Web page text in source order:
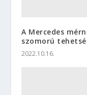
A Mercedes
szomorú
2022.10.16.